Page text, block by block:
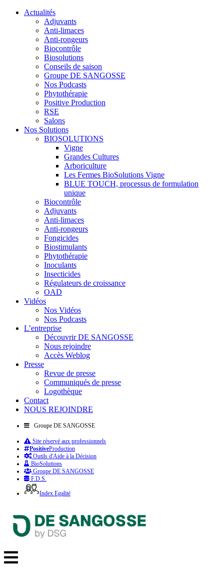
Actualités
Adjuvants
Anti-limaces
Anti-rongeurs
Biocontrôle
Biosolutions
Conseils de saison
Groupe DE SANGOSSE
Nos Podcasts
Phytothérapie
Positive Production
RSE
Salons
Nos Solutions
BIOSOLUTIONS
Vigne
Grandes Cultures
Arboriculture
Les Fermes BioSolutions Vigne
BLUE TOUCH, processus de formulation
unique
Biocontrôle
Adjuvants
Anti-limaces
Anti-rongeurs
Fongicides
Biostimulants
Phytothérapie
Inoculants
Insecticides
Régulateurs de croissance
OAD
Vidéos
Nos Vidéos
Nos Podcasts
L’entreprise
Découvrir DE SANGOSSE
Nous rejoindre
Accès Weblog
Presse
Revue de presse
Communiqués de presse
Logothèque
Contact
NOUS REJOINDRE
Groupe DE SANGOSSE
Site réservé aux professionnels
PositiveProduction
Outils d'Aide à la Décision
BioSolutions
Groupe DE SANGOSSE
F.D.S.
Index Egalité